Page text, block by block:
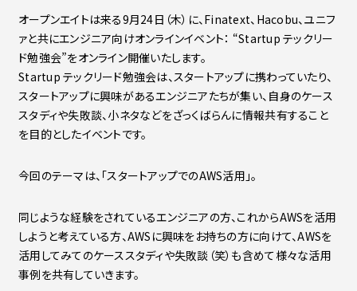
オープンエイトは来る9月24日（木）に、Finatext、Hacobu、ユニフ
ァと共にエンジニア向けオンラインイベント： “Startup テックリー
ド勉強会”をオンライン開催いたします。
Startup テックリード勉強会は、スタートアップに携わっていたり、
スタートアップに興味があるエンジニアたちが集い、自身のケース
スタディや失敗談、小ネタなどをざっくばらんに情報共有すること
を目的としたイベントです。
今回のテーマは、「スタートアップでのAWS活用」。
同じような経験をされているエンジニアの方、これからAWSを活用
しようと考えている方、AWSに興味をお持ちの方に向けて、AWSを
活用してみてのケーススタディや失敗談（笑）も含めて様々な活用
事例を共有していきます。